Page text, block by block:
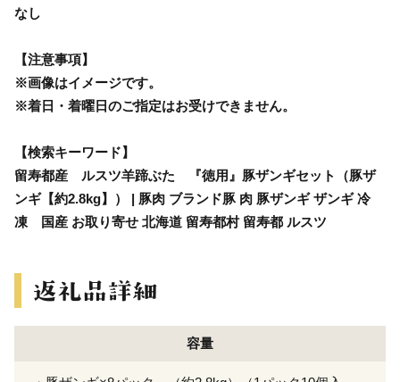
なし
【注意事項】
※画像はイメージです。
※着日・着曜日のご指定はお受けできません。
【検索キーワード】
留寿都産 ルスツ羊蹄ぶた 『徳用』豚ザンギセット（豚ザ
ンギ【約2.8kg】） | 豚肉 ブランド豚 肉 豚ザンギ ザンギ 冷
凍 国産 お取り寄せ 北海道 留寿都村 留寿都 ルスツ
容量